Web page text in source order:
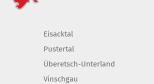
Eisacktal
Pustertal
Überetsch-Unterland
Vinschgau